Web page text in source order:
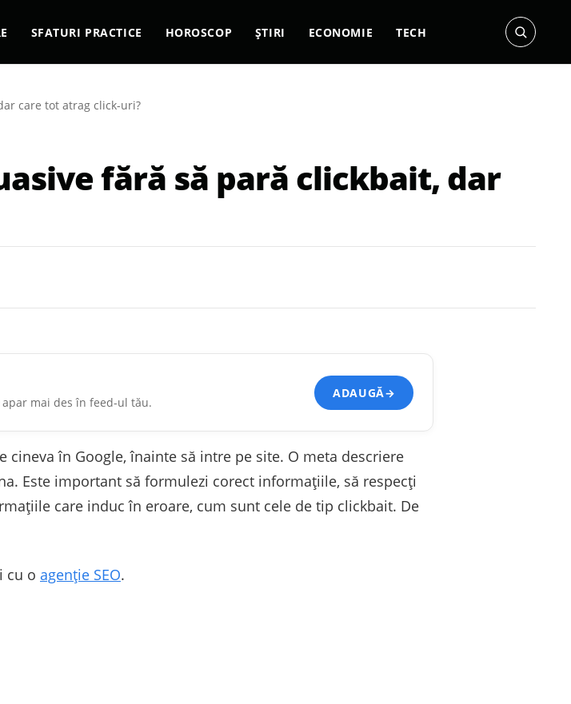
SFATURI PRACTICE HOROSCOP ȘTIRI ECONOMIE TECH
care tot atrag click-uri?
fără să pară clickbait, dar
mai des în feed-ul tău.
ADAUGĂ→
în Google, înainte să intre pe site. O meta descriere
Este important să formulezi corect informațiile, să respecți
care induc în eroare, cum sunt cele de tip clickbait. De
cu o agenție SEO.